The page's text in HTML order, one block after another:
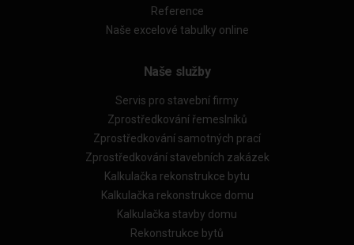
Reference
Naše excelové tabulky online
Naše služby
Servis pro stavební firmy
Zprostředkování řemeslníků
Zprostředkování samotných prací
Zprostředkování stavebních zakázek
Kalkulačka rekonstrukce bytu
Kalkulačka rekonstrukce domu
Kalkulačka stavby domu
Rekonstrukce bytů